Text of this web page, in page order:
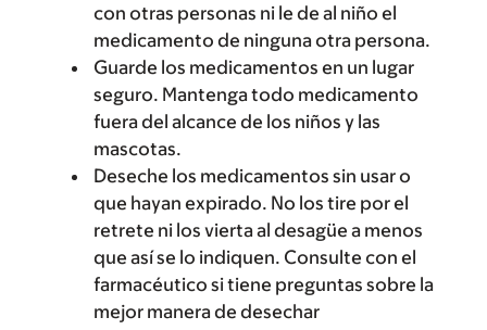
con otras personas ni le de al niño el
medicamento de ninguna otra persona.
Guarde los medicamentos en un lugar
seguro. Mantenga todo medicamento
fuera del alcance de los niños y las
mascotas.
Deseche los medicamentos sin usar o
que hayan expirado. No los tire por el
retrete ni los vierta al desagüe a menos
que así se lo indiquen. Consulte con el
farmacéutico si tiene preguntas sobre la
mejor manera de desechar